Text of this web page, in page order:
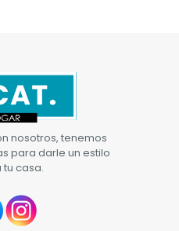
nosotros, tenemos
para darle un estilo
tu casa.